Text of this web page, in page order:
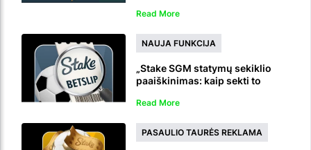
Read More
NAUJA FUNKCIJA
„Stake SGM statymų sekiklio
paaiškinimas: kaip sekti to
rezultatus gyvai
Read More
PASAULIO TAURĖS REKLAMA